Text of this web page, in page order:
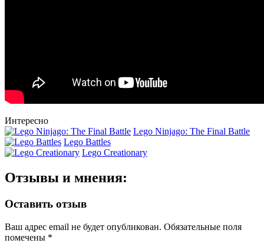
Интересно
Lego Ninjago: The Final Battle
Lego Battles
Lego Creationary
Отзывы и мнения:
Оставить отзыв
Ваш адрес email не будет опубликован. Обязательные поля
помечены *